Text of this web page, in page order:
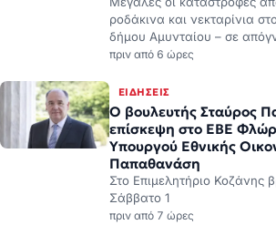
ΕΙΔΉΣΕΙΣ
Ο βουλευτής Σταύρος
Υπουργού Εθνικής
Παπαθανάση
Στο Επιμελητήριο Κοζάνης
Σάββατο 1
πριν από 7 ώρες
ΕΙΔΉΣΕΙΣ
Ο Παναγιώτης